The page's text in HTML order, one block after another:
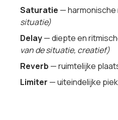
Saturatie — harmonische
situatie)
Delay— diepte en
van de situatie, creatief)
Reverb — ruimtelijke
Limiter — uiteindelijke